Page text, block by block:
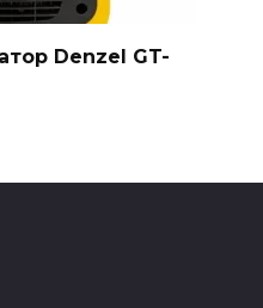
Denzel GT-